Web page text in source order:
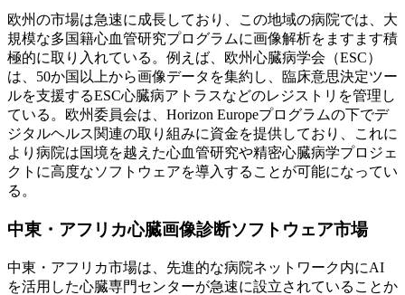
欧州の市場は急速に成長しており、この地域の病院では、大
規模な多国籍心血管研究プログラムに画像解析をますます積
極的に取り入れている。例えば、欧州心臓病学会（ESC）
は、50か国以上から画像データを集約し、臨床意思決定ツー
ルを支援するESC心臓病アトラスなどのレジストリを管理し
ている。欧州委員会は、Horizo​​n Europeプログラムの下でデ
ジタルヘルス関連の取り組みに資金を提供しており、これに
より病院は国境を越えた心血管研究や精密心臓病学プロジェ
クトに高度なソフトウェアを導入することが可能になってい
る。
中東・アフリカ心臓画像診断ソフトウェア市場
中東・アフリカ市場は、先進的な病院ネットワーク内にAI
を活用した心臓専門センターが急速に設立されていることか